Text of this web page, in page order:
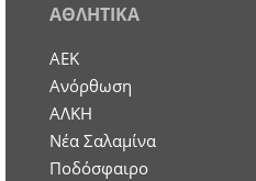
ΑΘΛΗΤΙΚΑ
ΑΕΚ
Ανόρθωση
ΑΛΚΗ
Νέα Σαλαμίνα
Ποδόσφαιρο